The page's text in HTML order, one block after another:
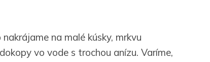
na malé kúsky, mrkvu
vo vode s trochou anízu. Varíme,